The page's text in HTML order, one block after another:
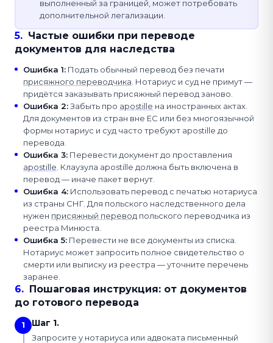
выполненный за границей, может потребовать
дополнительной легализации.
5. Частые ошибки при переводе
документов для наследства
Ошибка 1: Подать обычный перевод без печати
присяжного переводчика . Нотариус и суд не примут —
придётся заказывать присяжный перевод заново.
Ошибка 2:Забыть про apostille на иностранных актах.
Для документов из стран вне ЕС или без многоязычной
формы нотариус и суд часто требуют apostille до
перевода.
Ошибка 3: Перевести документ до проставления
apostille . Клаузула apostille должна быть включена в
перевод — иначе пакет вернут.
Ошибка 4: Использовать перевод с печатью нотариуса
из страны СНГ. Для польского наследственного дела
нужен присяжный перевод польского переводчика из
реестра Минюста.
Ошибка 5: Перевести не все документы из списка.
Нотариус может запросить полное свидетельство о
смерти или выписку из реестра — уточните перечень
заранее.
6. Пошаговая инструкция: от документов
до готового перевода
1 Шаг 1.
Запросите у нотариуса или адвоката письменный